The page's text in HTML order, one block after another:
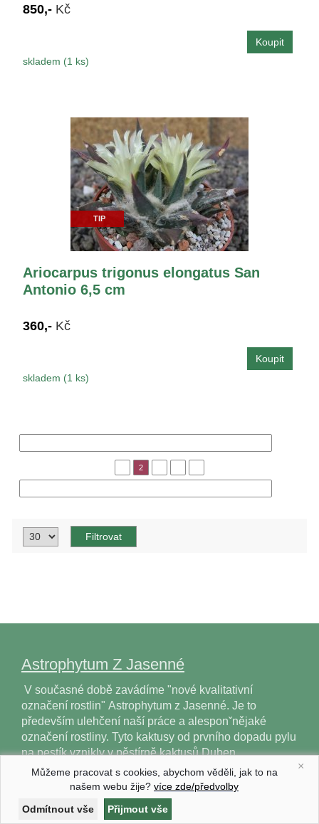
850,- Kč
skladem (1 ks)
TIP
Ariocarpus trigonus elongatus San
Antonio 6,5 cm
360,- Kč
skladem (1 ks)
2
Astrophytum Z Jasenné
V současné době zavádíme "nové kvalitativní
označení rostlin" Astrophytum z Jasenné. Je to
především ulehčení naší práce a alesponˇnějaké
označení rostliny. Tyto kaktusy od prvního dopadu pylu
na pestík vznikly v pěstírně kaktusů Duben…
×
Můžeme pracovat s cookies, abychom věděli, jak to na
našem webu žije? více zde/předvolby